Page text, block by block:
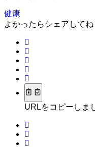
健康
よかったらシェアしてね
URLをコピーしま